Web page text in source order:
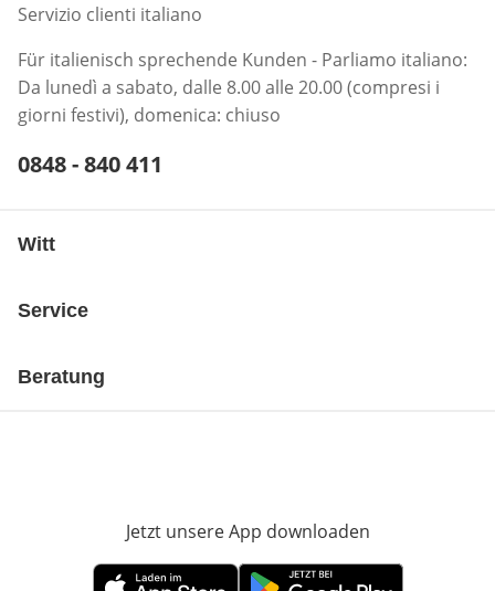
Servizio clienti italiano
Für italienisch sprechende Kunden - Parliamo italiano:
Da lunedì a sabato, dalle 8.00 alle 20.00 (compresi i
giorni festivi), domenica: chiuso
Telefonnummer:
0848 - 840 411
Witt
Service
Beratung
Jetzt unsere App downloaden